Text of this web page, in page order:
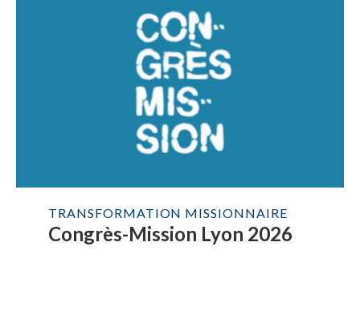
TRANSFORMATION MISSIONNAIRE
Congrès-Mission Lyon 2026